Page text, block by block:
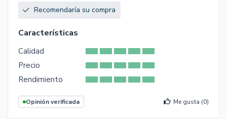
Recomendaría su compra
Características
Calidad
Precio
Rendimiento
Opinión verificada Me gusta (0)